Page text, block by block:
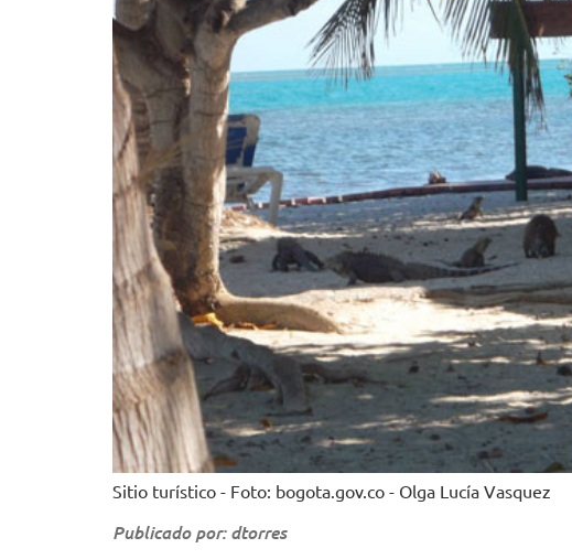
Sitio turístico - Foto: bogota.gov.co - Olga Lucía Vasquez
Publicado por: dtorres